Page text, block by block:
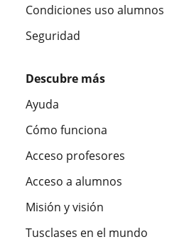
Condiciones uso alumnos
Seguridad
Descubre más
Ayuda
Cómo funciona
Acceso profesores
Acceso a alumnos
Misión y visión
Tusclases en el mundo